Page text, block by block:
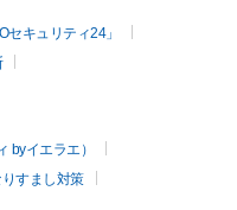
キュリティ24」
byイエラエ）
すまし対策